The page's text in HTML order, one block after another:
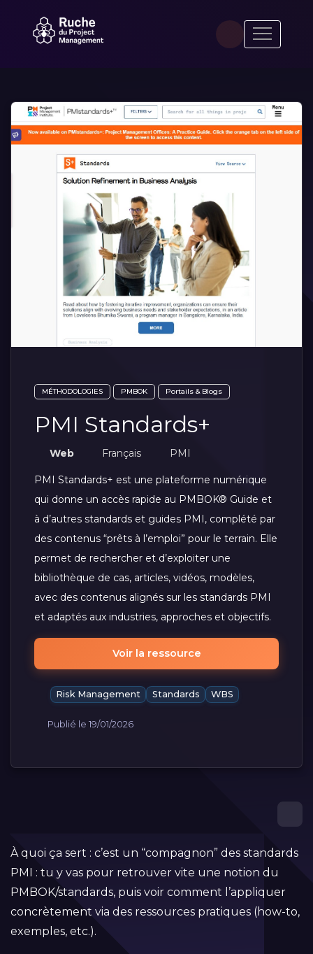
MÉTHODOLOGIES PMBOK Portails & Blogs
PMI Standards+
Web Français PMI
PMI Standards+ est une plateforme numérique
qui donne un accès rapide au PMBOK® Guide et
à d’autres standards et guides PMI, complété par
des contenus “prêts à l’emploi” pour le terrain. Elle
permet de rechercher et d’exploiter une
bibliothèque de cas, articles, vidéos, modèles,
avec des contenus alignés sur les standards PMI
et adaptés aux industries, approches et objectifs.
Voir la ressource
Risk Management Standards WBS
Publié le 19/01/2026
À quoi ça sert : c’est un “compagnon” des standards
PMI : tu y vas pour retrouver vite une notion du
PMBOK/standards, puis voir comment l’appliquer
concrètement via des ressources pratiques (how-to,
exemples, etc.).